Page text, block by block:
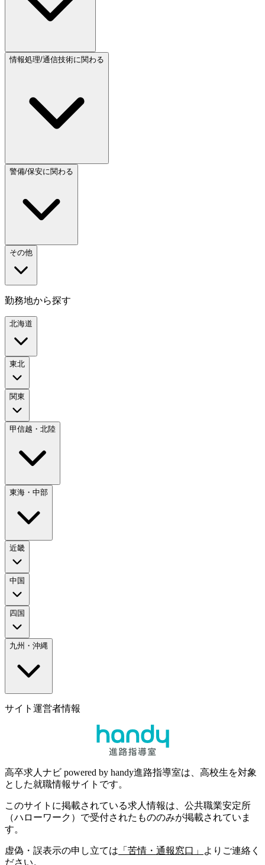
情報処理/通信技術に関わる
警備/保安に関わる
その他
勤務地から探す
北海道
東北
関東
甲信越・北陸
東海・中部
近畿
中国
四国
九州・沖縄
サイト運営者情報
高卒求人ナビ powered by handy進路指導室は、高校生を対象
とした就職情報サイトです。
このサイトに掲載されている求人情報は、公共職業安定所
（ハローワーク）で受付されたもののみが掲載されていま
す。
虚偽・誤表示の申し立ては 「苦情・通報窓口」
よりご連絡く
ださい。